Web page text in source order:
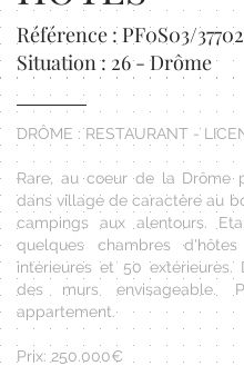
Référence : PF0S03/
Situation : 26 - Drôme
DRÔME : RESTAURANT -
Rare, au coeur de la Drôme
dans village de caractère au
campings aux alentours.
quelques chambres
intérieures et 50 extérieures.
des murs envisageable.
appartement.
Prix: 250.000€